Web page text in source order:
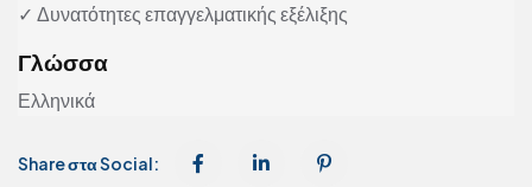
✓ Δυνατότητες επαγγελματικής εξέλιξης
Γλώσσα
Ελληνικά
Share στα Social: